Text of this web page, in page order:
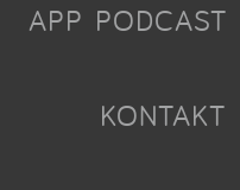
APP PODCAST
KONTAKT